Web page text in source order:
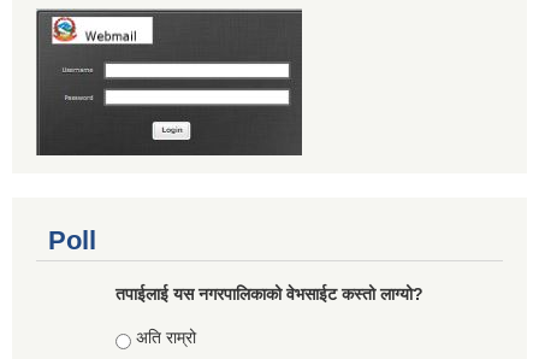
Poll
तपाईलाई यस नगरपालिकाको वेभसाईट कस्तो लाग्यो?
Choices
अति राम्रो